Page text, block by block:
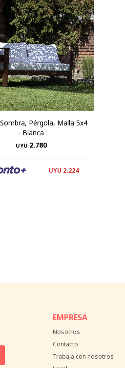
Pérgola, Malla 5x4
- Blanca
UYU 2.780
UYU 2.224
EMPRESA
Nosotros
Contacto
Trabaja con nosotros